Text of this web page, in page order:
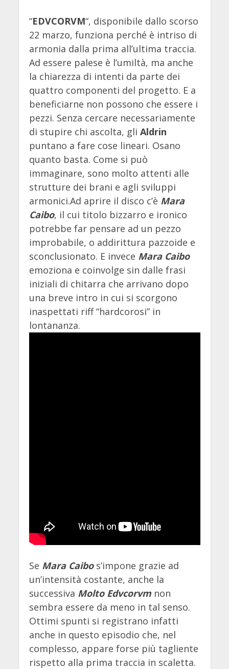
“EDVCORVM“, disponibile dallo scorso
22 marzo, funziona perché è intriso di
armonia dalla prima all’ultima traccia.
Ad essere palese è l’umiltà, ma anche
la chiarezza di intenti da parte dei
quattro componenti del progetto. E a
beneficiarne non possono che essere i
pezzi. Senza cercare necessariamente
di stupire chi ascolta, gli Aldrin
puntano a fare cose lineari. Osano
quanto basta. Come si può
immaginare, sono molto attenti alle
strutture dei brani e agli sviluppi
armonici.Ad aprire il disco c’è Mara
Caibo, il cui titolo bizzarro e ironico
potrebbe far pensare ad un pezzo
improbabile, o addirittura pazzoide e
sconclusionato. E invece Mara Caibo
emoziona e coinvolge sin dalle frasi
iniziali di chitarra che arrivano dopo
una breve intro in cui si scorgono
inaspettati riff “hardcorosi” in
lontananza.
Se Mara Caibos’impone grazie ad
un’intensità costante, anche la
successiva Molto Edvcorvmnon
sembra essere da meno in tal senso.
Ottimi spunti si registrano infatti
anche in questo episodio che, nel
complesso, appare forse più tagliente
rispetto alla prima traccia in scaletta.